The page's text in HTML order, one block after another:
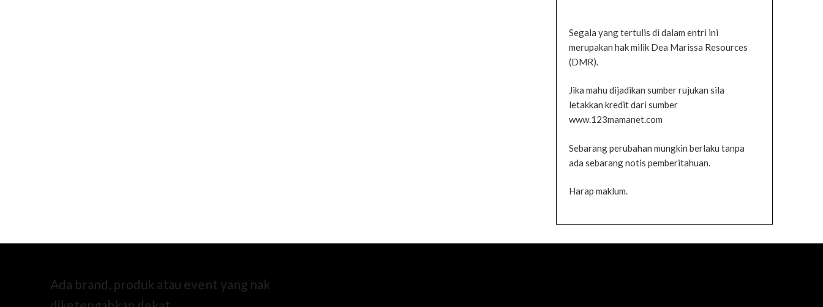
Segala yang tertulis di dalam entri ini
merupakan hak milik Dea Marissa Resources
(DMR).
Jika mahu dijadikan sumber rujukan sila
letakkan kredit dari sumber
www.123mamanet.com
Sebarang perubahan mungkin berlaku tanpa
ada sebarang notis pemberitahuan.
Harap maklum.
Ada brand, produk atau event yang nak